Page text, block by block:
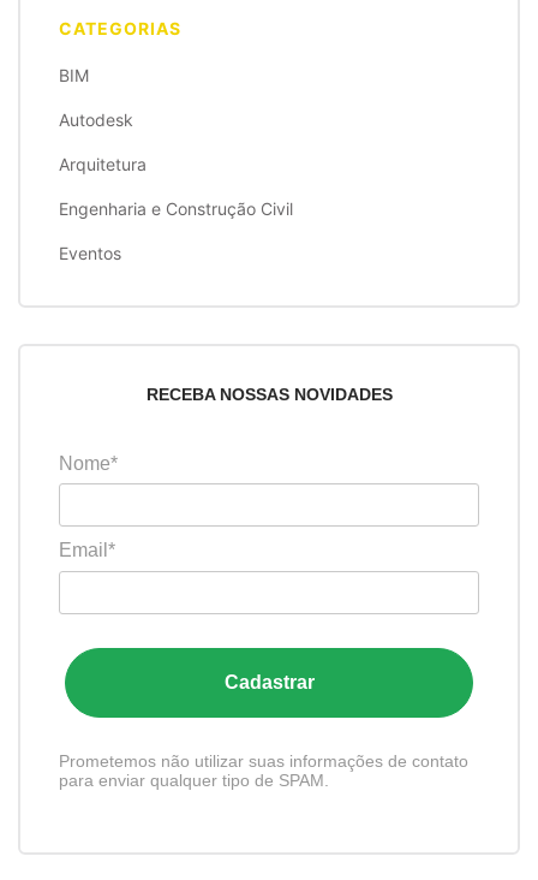
CATEGORIAS
BIM
Autodesk
Arquitetura
Engenharia e Construção Civil
Eventos
RECEBA NOSSAS NOVIDADES
Nome*
Email*
Cadastrar
Prometemos não utilizar suas informações de contato
para enviar qualquer tipo de SPAM.